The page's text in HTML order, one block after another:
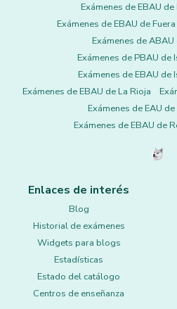
Exámenes de EBAU
Exámenes de EBAU de
Exámenes de
Exámenes de PBAU de
Exámenes de EBAU de
Exámenes de EBAU de La Rioja
Exámenes de EAU
Exámenes de EBAU de
Enlaces de interés
Blog
Historial de exámenes
Widgets para blogs
Estadísticas
Estado del catálogo
Centros de enseñanza